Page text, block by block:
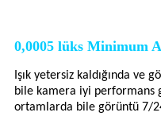
0,0005 lüks Minimum
Işık yetersiz kaldığında ve
bile kamera iyi performans
ortamlarda bile görüntü 7/